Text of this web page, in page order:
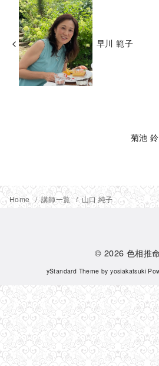
早川 範子
菊池
Home 講師一覧 山口 純子
© 2026 色相推
yStandard Theme byyosiakatsuki